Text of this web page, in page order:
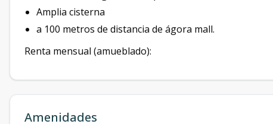
Amplia cisterna
a 100 metros de distancia de ágora mall.
Renta mensual (amueblado):
Amenidades